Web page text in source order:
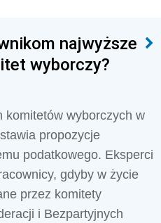
najwyższe
wyborczy?
komitetów wyborczych w
propozycje
podatkowego. Eksperci
gdyby w życie
przez komitety
i Bezpartyjnych